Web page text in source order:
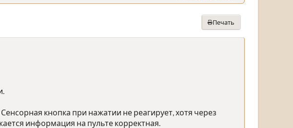
Печать
кнопка при нажатии не реагирует, хотя через
информация на пульте корректная.